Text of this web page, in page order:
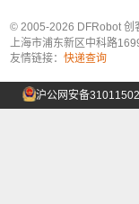
© 2005-2026 DFRobot 创
上海市浦东新区中科路
友情链接： 快递查询
沪公网安备